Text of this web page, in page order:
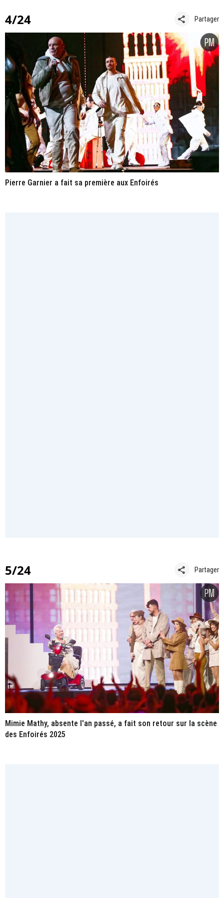
4/24 share Partager
Pierre Garnier a fait sa première aux Enfoirés
5/24 share Partager
Mimie Mathy, absente l'an passé, a fait son retour sur la scène
des Enfoirés 2025